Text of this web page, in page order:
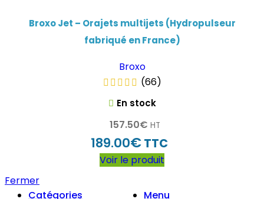
Broxo Jet – Orajets multijets (Hydropulseur
fabriqué en France)
Broxo
(66)
En stock
157.50€ HT
189.00€ TTC
Voir le produit
Fermer
Menu
Catégories